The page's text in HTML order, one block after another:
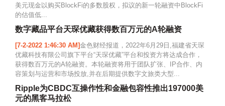
美元现金以购买BlockFi的多数股权，拟议的新一轮融资中BlockFi
的估值低...
数字藏品平台天琛优藏获得数百万元的A轮融资
[7-2-2022 1:46:30 AM]金色财经报道，2022年6月29日,福建省天琛
优藏科技有限公司旗下平台“天琛优藏”平台和投资方将达成合作，
获得数百万元的A轮融资。本轮融资将用于团队扩张、IP合作、内
容策划与运营和市场投放,并在后期提供数字文旅类大型...
Ripple为CBDC互操作性和金融包容性推出197000美
元的黑客马拉松